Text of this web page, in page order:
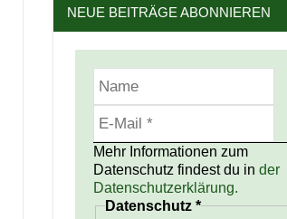
NEUE BEITRÄGE ABONNIEREN
Mehr Informationen zum
Datenschutz findest du in der
Datenschutzerklärung.
Datenschutz *